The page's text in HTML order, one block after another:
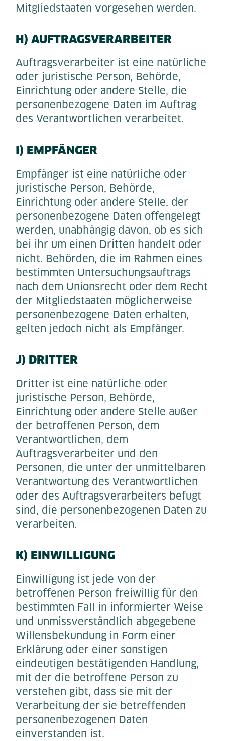
Mitgliedstaaten vorgesehen werden.
H) AUFTRAGSVERARBEITER
Auftragsverarbeiter ist eine natürliche
oder juristische Person, Behörde,
Einrichtung oder andere Stelle, die
personenbezogene Daten im Auftrag
des Verantwortlichen verarbeitet.
I) EMPFÄNGER
Empfänger ist eine natürliche oder
juristische Person, Behörde,
Einrichtung oder andere Stelle, der
personenbezogene Daten offengelegt
werden, unabhängig davon, ob es sich
bei ihr um einen Dritten handelt oder
nicht. Behörden, die im Rahmen eines
bestimmten Untersuchungsauftrags
nach dem Unionsrecht oder dem Recht
der Mitgliedstaaten möglicherweise
personenbezogene Daten erhalten,
gelten jedoch nicht als Empfänger.
J) DRITTER
Dritter ist eine natürliche oder
juristische Person, Behörde,
Einrichtung oder andere Stelle außer
der betroffenen Person, dem
Verantwortlichen, dem
Auftragsverarbeiter und den
Personen, die unter der unmittelbaren
Verantwortung des Verantwortlichen
oder des Auftragsverarbeiters befugt
sind, die personenbezogenen Daten zu
verarbeiten.
K) EINWILLIGUNG
Einwilligung ist jede von der
betroffenen Person freiwillig für den
bestimmten Fall in informierter Weise
und unmissverständlich abgegebene
Willensbekundung in Form einer
Erklärung oder einer sonstigen
eindeutigen bestätigenden Handlung,
mit der die betroffene Person zu
verstehen gibt, dass sie mit der
Verarbeitung der sie betreffenden
personenbezogenen Daten
einverstanden ist.